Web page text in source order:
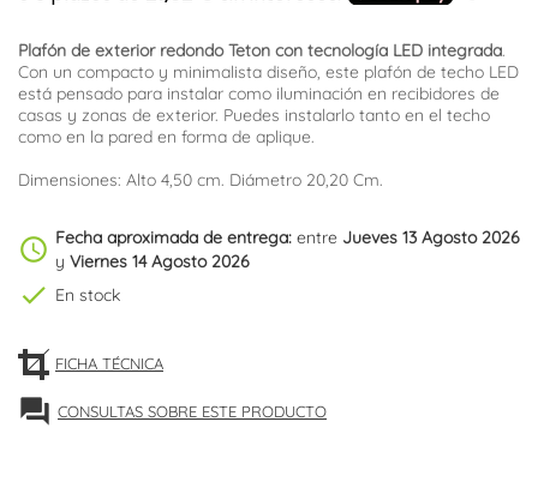
Plafón de exterior redondo Teton con tecnología LED integrada.
Con un compacto y minimalista diseño, este plafón de techo LED
está pensado para instalar como iluminación en recibidores de
casas y zonas de exterior. Puedes instalarlo tanto en el techo
como en la pared en forma de aplique.
Dimensiones: Alto 4,50 cm. Diámetro 20,20 Cm.
schedule Fecha aproximada de entrega: entre Jueves 13 Agosto 2026
y Viernes 14 Agosto 2026
check En stock
FICHA TÉCNICA
forum CONSULTAS SOBRE ESTE PRODUCTO